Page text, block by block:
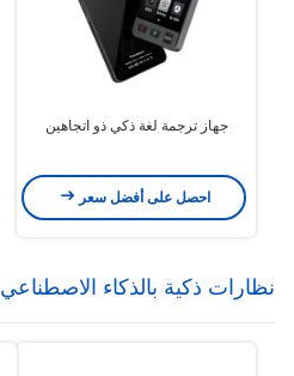
جهاز ترجمة لغة ذكي ذو اتجاهين
احصل على أفضل سعر
نظارات ذكية بالذكاء الاصطناعي